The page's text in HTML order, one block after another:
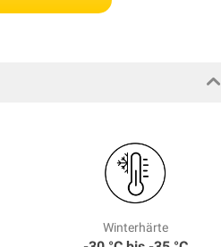
Winterhärte